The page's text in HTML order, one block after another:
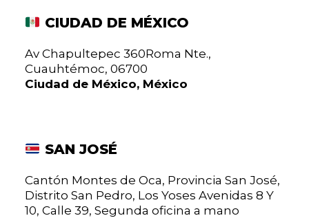
CIUDAD DE MÉXICO
Av Chapultepec 360Roma Nte.,
Cuauhtémoc, 06700
Ciudad de México, México
SAN JOSÉ
Cantón Montes de Oca, Provincia San José,
Distrito San Pedro, Los Yoses Avenidas 8 Y
10, Calle 39, Segunda oficina a mano